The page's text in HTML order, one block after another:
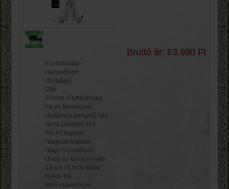
Bruttó ár: 63.990 Ft
-Funkciólista--:
-Harapófogó
-Drótvágó
-Olló
-Fűrész /Fa/Műanyag
-Fa és fémreszelő
-Hullámos pengéjű kés
-Sima pengéjű kés
-Kis bit foglalat
-Nagy bit foglalat
-Nagy csavarhúzó
-Üveg és konzervnyitó
-19 cm / 8 Inch skála
-Nylon tok
-Mini csavarhúzó